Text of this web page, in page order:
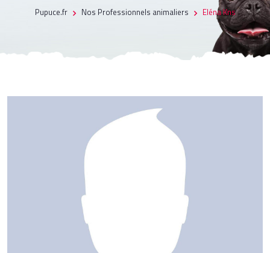
Pupuce.fr Nos Professionnels animaliers Eléna Kns